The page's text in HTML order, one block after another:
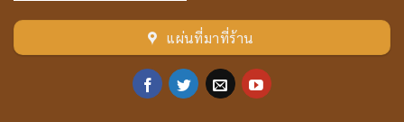
แผ่นที่มาที่ร้าน